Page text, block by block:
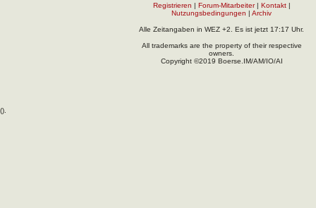
Registrieren | Forum-Mitarbeiter| Kontakt|
Nutzungsbedingungen | Archiv
Alle Zeitangaben in WEZ +2. Es ist jetzt 17:17 Uhr.
All trademarks are the property of their respective
owners.
Copyright ©2019 Boerse.IM/AM/IO/AI
().